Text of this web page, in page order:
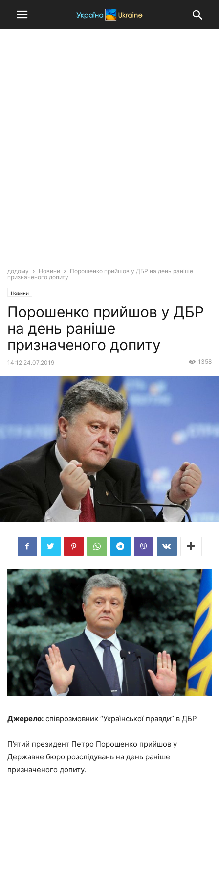
додому Новини
Порошенко прийшов у ДБР на день раніше
призначеного допиту
Новини
Порошенко прийшов у ДБР
на день раніше
призначеного допиту
14:12 24.07.2019 1358
Джерело: співрозмовник “Української правди” в ДБР
П’ятий президент Петро Порошенко прийшов у
Державне бюро розслідувань на день раніше
призначеного допиту.